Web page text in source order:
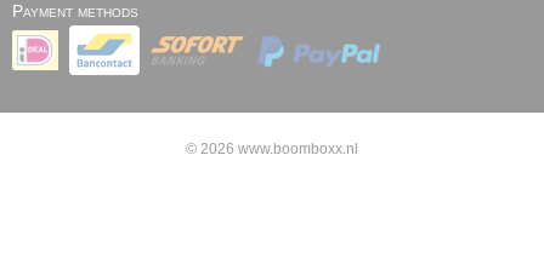
Payment methods
© 2026 www.boomboxx.nl